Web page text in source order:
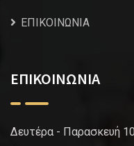
ΕΠΙΚΟΙΝΩΝΙΑ
ΕΠΙΚΟΙΝΩΝΙΑ
Δευτέρα - Παρασκευή